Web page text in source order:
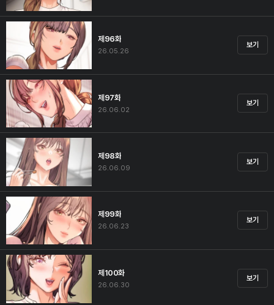
제96화
26.05.26
보기
제97화
26.06.02
보기
제98화
26.06.09
보기
제99화
26.06.23
보기
제100화
26.06.30
보기